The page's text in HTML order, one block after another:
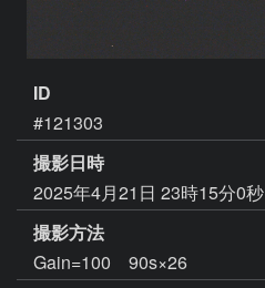
ID
#121303
撮影日時
2025年4月21日 23時15分0秒
撮影方法
Gain=100 90s×26